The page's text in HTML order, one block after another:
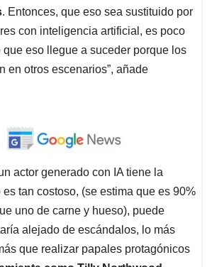
. Entonces, que eso sea sustituido por
con inteligencia artificial, es poco
que eso llegue a suceder porque los
en otros escenarios”, añade
actor generado con IA tiene la
tan costoso, (se estima que es 90%
uno de carne y hueso), puede
alejado de escándalos, lo más
que realizar papales protagónicos